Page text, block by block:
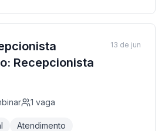
Recepcionista
1 vaga
Atendimento
13 de jun